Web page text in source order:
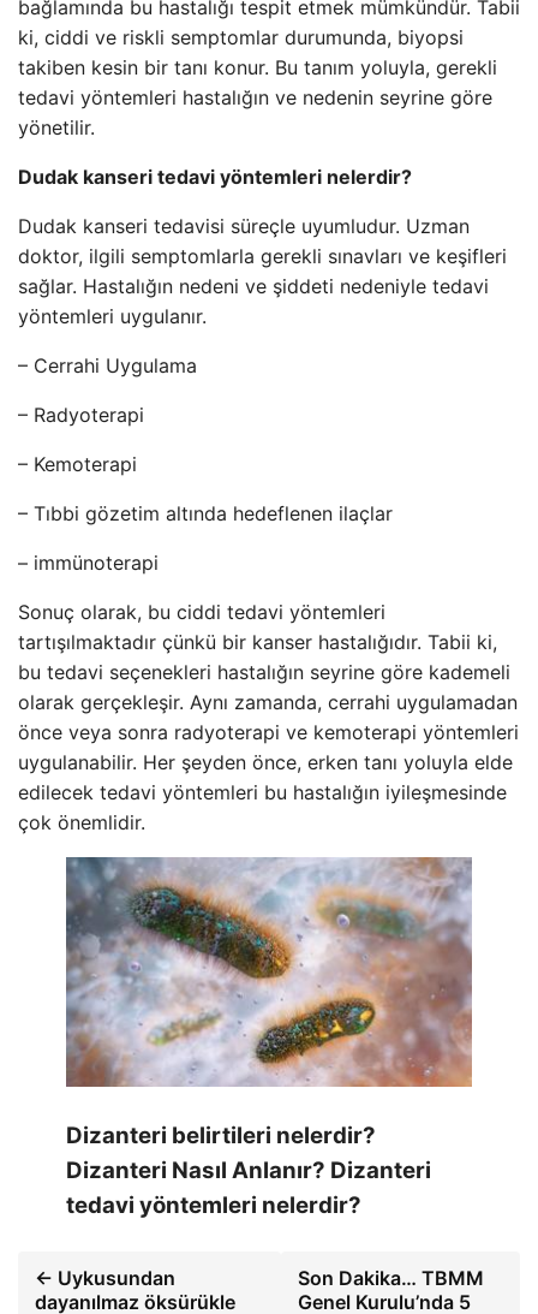
bağlamında bu hastalığı tespit etmek mümkündür. Tabii
ki, ciddi ve riskli semptomlar durumunda, biyopsi
takiben kesin bir tanı konur. Bu tanım yoluyla, gerekli
tedavi yöntemleri hastalığın ve nedenin seyrine göre
yönetilir.
Dudak kanseri tedavi yöntemleri nelerdir?
Dudak kanseri tedavisi süreçle uyumludur. Uzman
doktor, ilgili semptomlarla gerekli sınavları ve keşifleri
sağlar. Hastalığın nedeni ve şiddeti nedeniyle tedavi
yöntemleri uygulanır.
– Cerrahi Uygulama
– Radyoterapi
– Kemoterapi
– Tıbbi gözetim altında hedeflenen ilaçlar
– immünoterapi
Sonuç olarak, bu ciddi tedavi yöntemleri
tartışılmaktadır çünkü bir kanser hastalığıdır. Tabii ki,
bu tedavi seçenekleri hastalığın seyrine göre kademeli
olarak gerçekleşir. Aynı zamanda, cerrahi uygulamadan
önce veya sonra radyoterapi ve kemoterapi yöntemleri
uygulanabilir. Her şeyden önce, erken tanı yoluyla elde
edilecek tedavi yöntemleri bu hastalığın iyileşmesinde
çok önemlidir.
Dizanteri belirtileri nelerdir?
Dizanteri Nasıl Anlanır? Dizanteri
tedavi yöntemleri nelerdir?
← Uykusundan
dayanılmaz öksürükle
Son Dakika… TBMM
Genel Kurulu’nda 5